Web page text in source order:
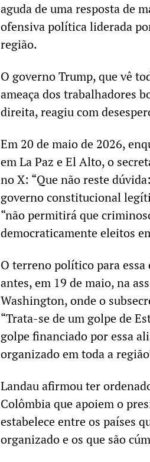
aguda de uma resposta de
ofensiva política liderada
região.
O governo Trump, que vê
ameaça dos trabalhadores
direita, reagiu com
Em 20 de maio de 2026,
em La Paz e El Alto, o
no X: “Que não reste
governo constitucional
“não permitirá que
democraticamente eleitos
O terreno político para
antes, em 19 de maio, na
Washington, onde o
“Trata-se de um golpe de
golpe financiado por essa
organizado em toda a
Landau afirmou ter
Colômbia que apoiem o
estabelece entre os países
organizado e os que são